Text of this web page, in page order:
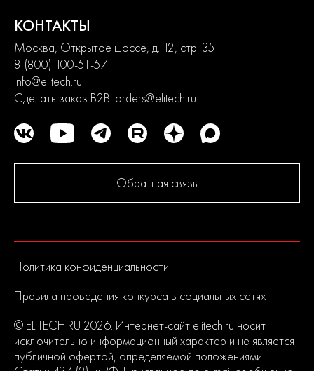
КОНТАКТЫ
Москва, Открытое шоссе, д. 12, стр. 35
8 (800) 100-51-57
info@elitech.ru
Сделать заказ B2B: orders@elitech.ru
Обратная связь
Политика конфиденциальности
Правила проведения конкурса в социальных сетях
© ELITECH.RU 2026. Интернет-сайт elitech.ru носит
исключительно информационный характер и не является
публичной офертой, определяемой положениями